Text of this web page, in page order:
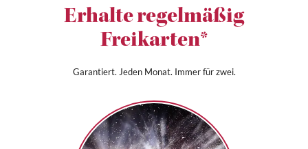
Erhalte regelmäßig
Freikarten*
Garantiert. Jeden Monat. Immer für zwei.